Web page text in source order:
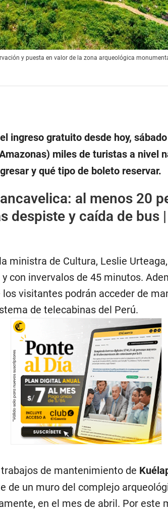
y puesta en valor de la zona arqueológica
ingreso gratuito desde hoy,
miles de turistas a nivel
y qué tipo de boleto reservar.
al menos 20
despiste y caída de bus |
ministra de Cultura, Leslie
con invervalos de 45 minutos.
visitantes podrán acceder de
de telecabinas del Perú.
de mantenimiento de
de un muro del complejo
en el mes de abril. Por este